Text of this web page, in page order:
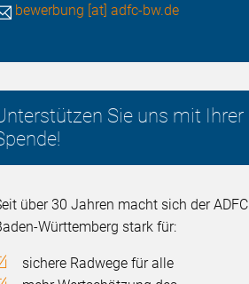
bewerbung [at] adfc-bw.de
Sie uns mit Ihrer
über 30 Jahren macht sich der ADFC
Württemberg stark für:
sichere Radwege für alle